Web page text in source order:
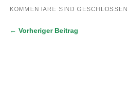
KOMMENTARE SIND GESCHLOSSEN.
← Vorheriger Beitrag